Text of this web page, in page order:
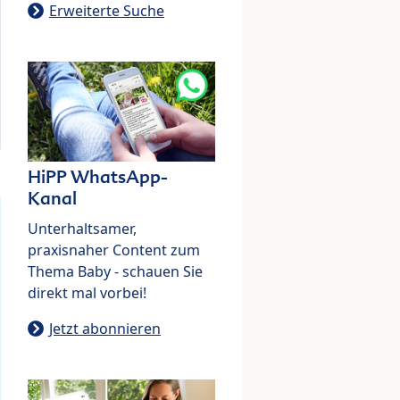
Erweiterte Suche
HiPP WhatsApp-
Kanal
Unterhaltsamer,
praxisnaher Content zum
Thema Baby - schauen Sie
direkt mal vorbei!
Jetzt abonnieren